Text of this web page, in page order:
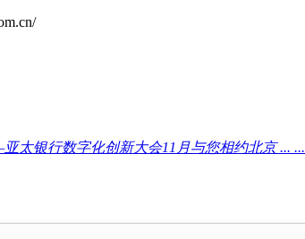
太银行数字化创新大会11月与您相约北京 ... ...